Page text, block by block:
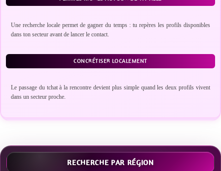
Une recherche locale permet de gagner du temps : tu repères les profils disponibles
dans ton secteur avant de lancer le contact.
CONCRÉTISER LOCALEMENT
Le passage du tchat à la rencontre devient plus simple quand les deux profils vivent
dans un secteur proche.
RECHERCHE PAR RÉGION